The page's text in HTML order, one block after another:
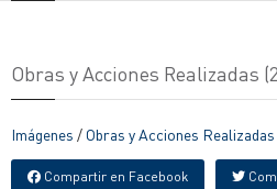
Obras y Acciones Realizadas
Imágenes / Obras y Acciones Realizadas
Compartir en Facebook